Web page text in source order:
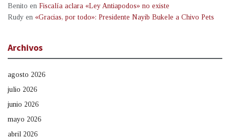
Benito en Fiscalía aclara «Ley Antiapodos» no existe
Rudy en «Gracias, por todo»: Presidente Nayib Bukele a Chivo Pets
Archivos
agosto 2026
julio 2026
junio 2026
mayo 2026
abril 2026